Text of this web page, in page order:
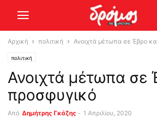
Αρχική πολιτική Ανοιχτά μέτωπα σε Έβρο
πολιτική
Ανοιχτά μέτωπα σε
προσφυγικό
Από Δημήτρης Γκάζης - 1 Απριλίου, 2020